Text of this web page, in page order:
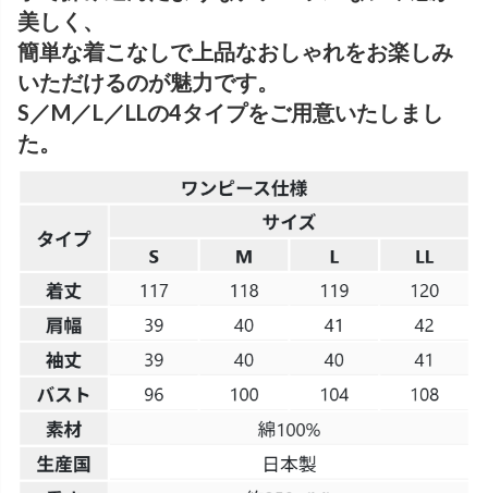
美しく、
簡単な着こなしで上品なおしゃれをお楽しみ
いただけるのが魅力です。
S／M／L／LLの4タイプをご用意いたしまし
た。